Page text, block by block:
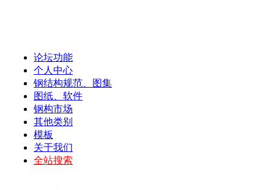
论坛功能
个人中心
钢结构规范、图集
图纸、软件
钢构市场
其他类别
模板
关于我们
全站搜索